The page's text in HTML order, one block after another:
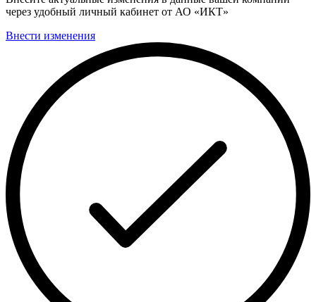
через удобный личный кабинет от АО «ИКТ»
Внести изменения